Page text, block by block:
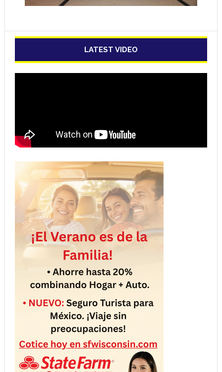
LATEST VIDEO